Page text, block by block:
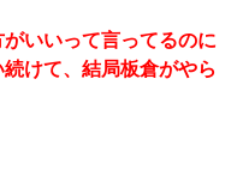
いいって言ってるのに
けて、結局板倉がやら